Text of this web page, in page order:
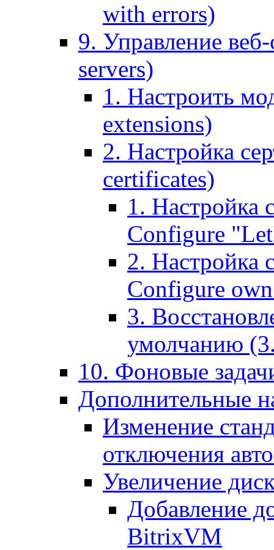
with errors)
9. Управление
servers)
1. Настроить
extensions)
2. Настройка
certificates)
1. Настройка
Configure
2. Настройка
Configure
3.
умолчанию
10. Фоновые
Дополнительные
Изменение
отключения
Увеличение
Добавление
BitrixVM